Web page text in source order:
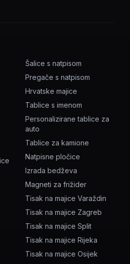
Šalice s natpisom
Pregače s natpisom
Hrvatske majice
Tablice s imenom
Personalizirane tablice za
auto
Tablice za kamione
Natpisne pločice
Izrada bedževa
Magneti za frižider
Tisak na majice Varaždin
Tisak na majice Zagreb
Tisak na majice Split
Tisak na majice Rijeka
Tisak na majice Osijek